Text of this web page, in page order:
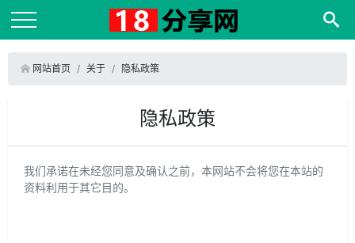
网站首页 关于 隐私政策
隐私政策
我们承诺在未经您同意及确认之前，本网站不会将您在本站的
资料利用于其它目的。